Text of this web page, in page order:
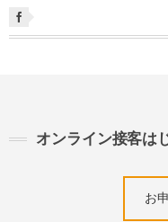
オンライン接客は
お